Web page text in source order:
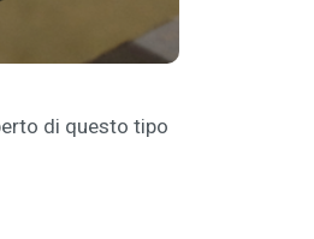
di questo tipo